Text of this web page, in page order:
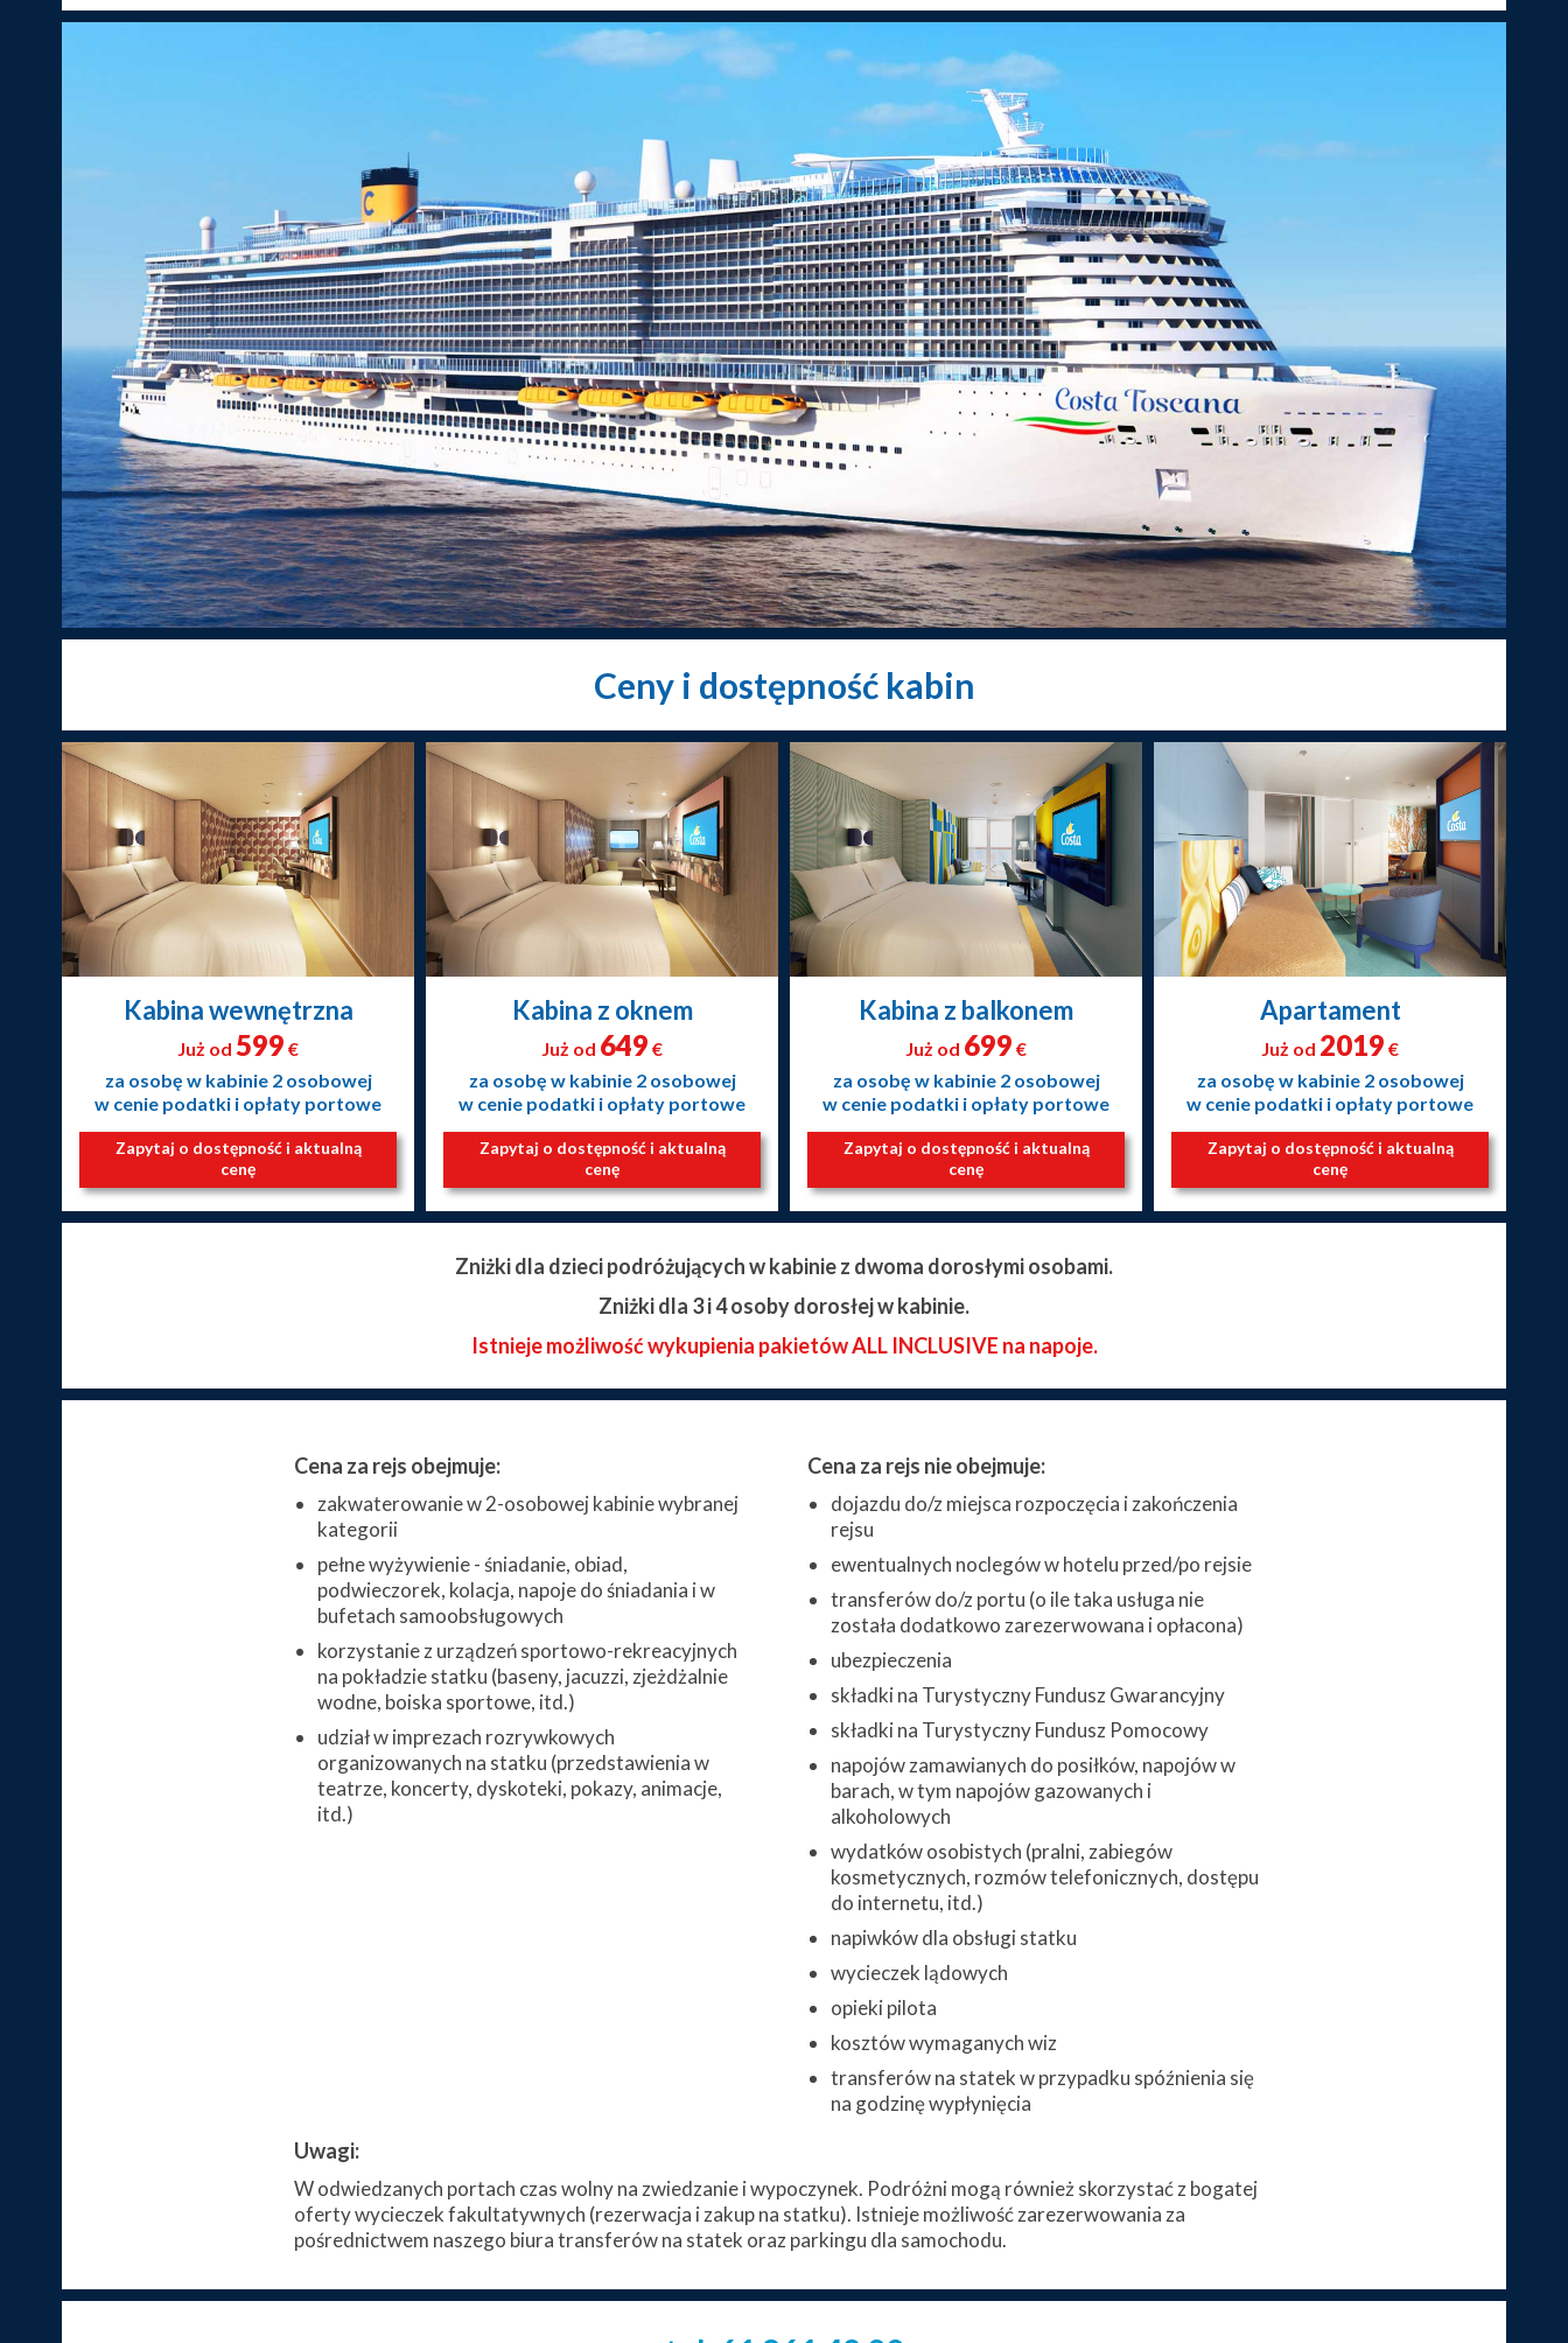
Ceny i dostępność kabin
Kabina wewnętrzna
Już od 599 €
za osobę w kabinie 2 osobowej
w cenie podatki i opłaty portowe
Zapytaj o dostępność i aktualną
cenę
Kabina z oknem
Już od 649 €
za osobę w kabinie 2 osobowej
w cenie podatki i opłaty portowe
Zapytaj o dostępność i aktualną
cenę
Kabina z balkonem
Już od 699 €
za osobę w kabinie 2 osobowej
w cenie podatki i opłaty portowe
Zapytaj o dostępność i aktualną
cenę
Apartament
Już od 2019 €
za osobę w kabinie 2 osobowej
w cenie podatki i opłaty portowe
Zapytaj o dostępność i aktualną
cenę
Zniżki dla dzieci podróżujących w kabinie z dwoma dorosłymi osobami.
Zniżki dla 3 i 4 osoby dorosłej w kabinie.
Istnieje możliwość wykupienia pakietów ALL INCLUSIVE na napoje.
Cena za rejs obejmuje:
zakwaterowanie w 2-osobowej kabinie wybranej
kategorii
pełne wyżywienie - śniadanie, obiad,
podwieczorek, kolacja, napoje do śniadania i w
bufetach samoobsługowych
korzystanie z urządzeń sportowo-rekreacyjnych
na pokładzie statku (baseny, jacuzzi, zjeżdżalnie
wodne, boiska sportowe, itd.)
udział w imprezach rozrywkowych
organizowanych na statku (przedstawienia w
teatrze, koncerty, dyskoteki, pokazy, animacje,
itd.)
Cena za rejs nie obejmuje:
dojazdu do/z miejsca rozpoczęcia i zakończenia
rejsu
ewentualnych noclegów w hotelu przed/po rejsie
transferów do/z portu (o ile taka usługa nie
została dodatkowo zarezerwowana i opłacona)
ubezpieczenia
składki na Turystyczny Fundusz Gwarancyjny
składki na Turystyczny Fundusz Pomocowy
napojów zamawianych do posiłków, napojów w
barach, w tym napojów gazowanych i
alkoholowych
wydatków osobistych (pralni, zabiegów
kosmetycznych, rozmów telefonicznych, dostępu
do internetu, itd.)
napiwków dla obsługi statku
wycieczek lądowych
opieki pilota
kosztów wymaganych wiz
transferów na statek w przypadku spóźnienia się
na godzinę wypłynięcia
Uwagi:
W odwiedzanych portach czas wolny na zwiedzanie i wypoczynek. Podróżni mogą również skorzystać z bogatej
oferty wycieczek fakultatywnych (rezerwacja i zakup na statku). Istnieje możliwość zarezerwowania za
pośrednictwem naszego biura transferów na statek oraz parkingu dla samochodu.